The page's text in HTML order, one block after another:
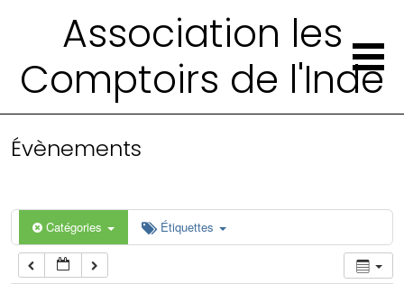
Association les
Comptoirs de l'Inde
Évènements
Catégories Étiquettes
4 h 00 min
6 h 00 min
7 h 00 min